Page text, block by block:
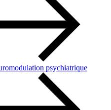
psychiatrique